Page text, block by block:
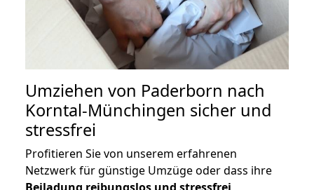
Umziehen von Paderborn nach
Korntal-Münchingen sicher und
stressfrei
Profitieren Sie von unserem erfahrenen
Netzwerk für günstige Umzüge oder dass ihre